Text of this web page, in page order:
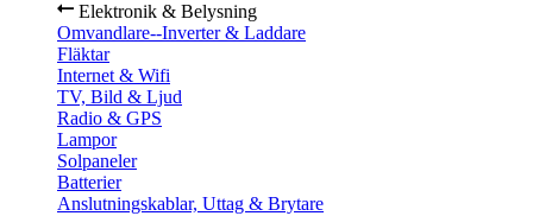
Elektronik & Belysning
Omvandlare--Inverter & Laddare
Fläktar
Internet & Wifi
TV, Bild & Ljud
Radio & GPS
Lampor
Solpaneler
Batterier
Anslutningskablar, Uttag & Brytare